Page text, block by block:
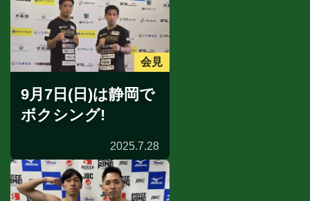
会見
9月7日(日)は静岡で
ボクシング!
2025.7.28